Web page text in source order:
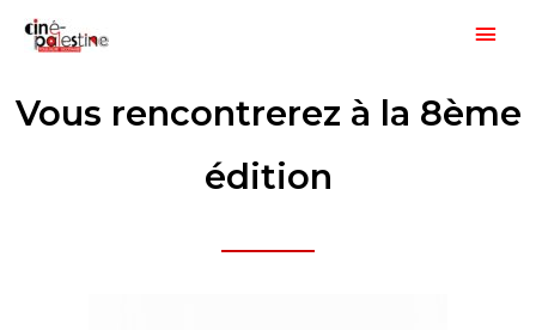
Aller
Vous rencontrerez à la 8ème
édition